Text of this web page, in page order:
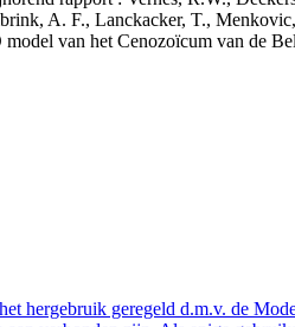
A. F., Lanckacker, T.,
van het Cenozoïcum van de
hergebruik geregeld d.m.v. de